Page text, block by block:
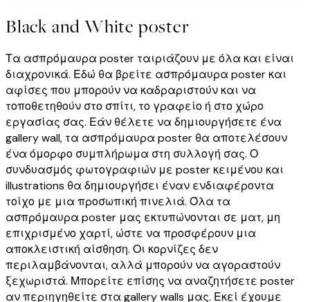
Black and White poster
Τα ασπρόμαυρα poster ταιριάζουν με όλα και είναι
διαχρονικά. Εδώ θα βρείτε ασπρόμαυρα poster και
αφίσες που μπορούν να καδραριστούν και να
τοποθετηθούν στο σπίτι, το γραφείο ή στο χώρο
εργασίας σας. Εάν θέλετε να δημιουργήσετε ένα
gallery wall, τα ασπρόμαυρα poster θα αποτελέσουν
ένα όμορφο συμπλήρωμα στη συλλογή σας. Ο
συνδυασμός φωτογραφιών με poster κειμένου και
illustrations θα δημιουργήσει έναν ενδιαφέροντα
τοίχο με μια προσωπική πινελιά. Όλα τα
ασπρόμαυρα poster μας εκτυπώνονται σε ματ, μη
επιχρισμένο χαρτί, ώστε να προσφέρουν μια
αποκλειστική αίσθηση. Οι κορνίζες δεν
περιλαμβάνονται, αλλά μπορούν να αγοραστούν
ξεχωριστά. Μπορείτε επίσης να αναζητήσετε poster
αν περιηγηθείτε στα gallery walls μας. Εκεί έχουμε